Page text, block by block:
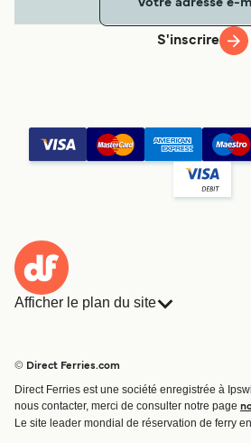
S'inscrire
Afficher le plan du site
Traversées et ports
Billet de bateau
© Direct Ferries.com
Direct Ferries est une société enregistrée à
nous contacter, merci de consulter notre page
Le site leader mondial de réservation de ferry